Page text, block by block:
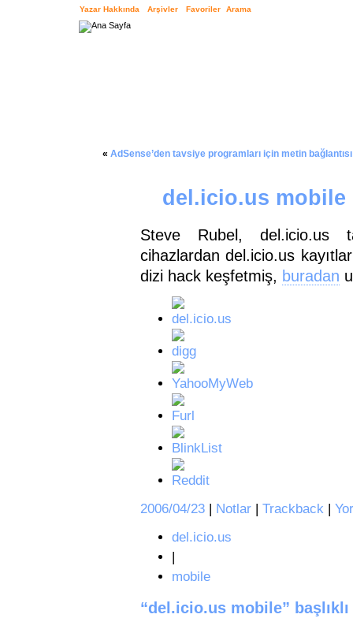
Yazar Hakkında Arşivler Favoriler Arama
« AdSense’den tavsiye programları için metin
del.icio.us mobile
Steve Rubel, del.icio.us
cihazlardan del.icio.us
dizi hack keşfetmiş, buradan
2006/04/23| Notlar| Trackback|
del.icio.us
mobile
“del.icio.us mobile”